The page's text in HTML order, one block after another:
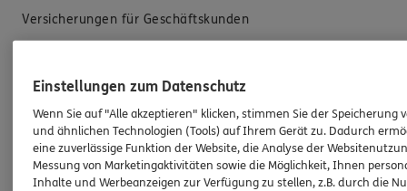
Versicherungen für Geschäftskunden
E-Mail schreiben
Schaden melden
Erstkontaktinformationen
Einstellungen zum Datenschutz
Wenn Sie auf "Alle akzeptieren" klicken, stimmen Sie der Speicherung
und ähnlichen Technologien (Tools) auf Ihrem Gerät zu. Dadurch
eine zuverlässige Funktion der Website, die Analyse der
Messung von Marketingaktivitäten sowie die Möglichkeit, Ihnen
Inhalte und Werbeanzeigen zur Verfügung zu stellen, z.B. durch die